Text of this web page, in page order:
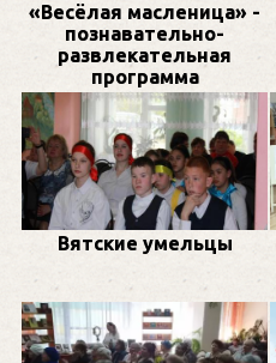
«Весёлая масленица» -
познавательно-
развлекательная
программа
Вятские умельцы